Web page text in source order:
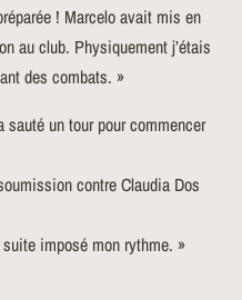
! Marcelo avait mis en
au club. Physiquement j’étais
des combats. »
un tour pour commencer
contre Claudia Dos
imposé mon rythme. »